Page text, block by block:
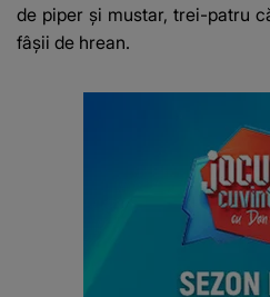
de piper și mustar, trei-patru
fâșii de hrean.